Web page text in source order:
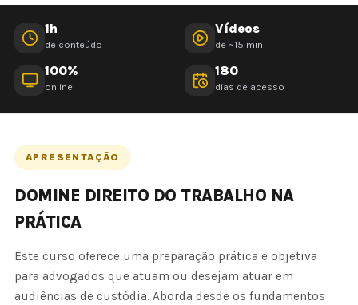
1h
de conteúdo
Vídeos
de ~15 min
100%
online
180
dias de acesso
APRESENTAÇÃO
DOMINE DIREITO DO TRABALHO NA
PRÁTICA
Este curso oferece uma preparação prática e objetiva
para advogados que atuam ou desejam atuar em
audiências de custódia. Aborda desde os fundamentos